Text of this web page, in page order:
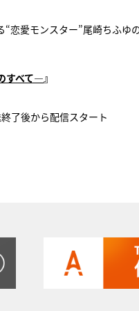
恋愛モンスター”尾崎ちふゆ
すべて―』
了後から配信スタート